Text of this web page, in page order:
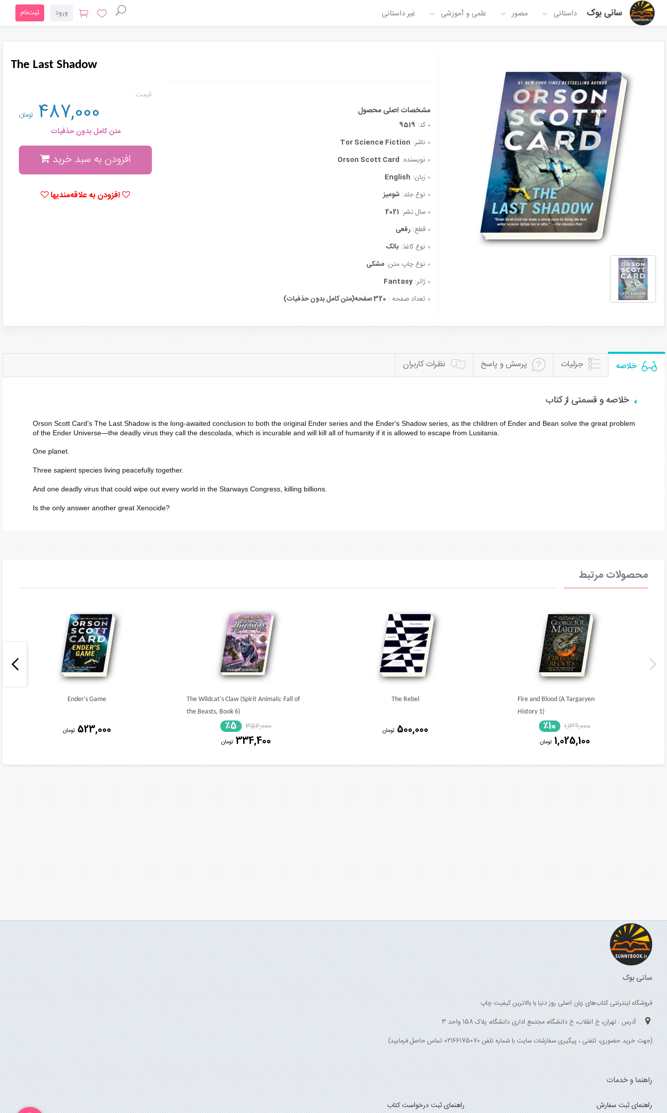
سانی بوک داستانی مصور علمی و آموزشی غیر داستانی ورود ثبت‌نام
The Last Shadow
کد: 9519
ناشر: Tor Science Fiction
نویسنده: Orson Scott Card
زبان: English
نوع جلد: شومیز
سال نشر: 2021
قطع: رقعی
نوع کاغذ: بالک
نوع چاپ متن: مشکی
ژانر: Fantasy
تعداد صفحه : 320 صفحه(متن کامل بدون حذفیات)
قیمت :
487,000 تومان
متن کامل بدون حذفیات
افزودن به سبد خرید
افزودن به علاقه‌مندیها
خلاصه جزئیات پرسش و پاسخ نظرات کاربران
خلاصه و قسمتی از کتاب
Orson Scott Card's The Last Shadow is the long-awaited conclusion to both the original Ender series and the Ender's Shadow series, as the children of Ender and Bean solve the great problem
of the Ender Universe―the deadly virus they call the descolada, which is incurable and will kill all of humanity if it is allowed to escape from Lusitania.
One planet.
Three sapient species living peacefully together.
And one deadly virus that could wipe out every world in the Starways Congress, killing billions.
Is the only answer another great Xenocide?
محصولات مرتبط
Fire and Blood (A Targaryen
History 1)
1,139,000
٪10
1,025,100 تومان
The Rebel
500,000 تومان
The Wildcat's Claw (Spirit Animals: Fall of
the Beasts, Book 6)
352,000
٪5
334,400 تومان
Ender's Game
523,000 تومان
سانی بوک
فروشگاه اینترنتی کتاب‌های زبان اصلی روز دنیا با بالاترین کیفیت چاپ
آدرس : تهران، خ انقلاب، خ دانشگاه، مجتمع اداری دانشگاه، پلاک 158 واحد 3
(جهت خرید حضوری، تلفنی ، پیگیری سفارشات سایت با شماره تلفن 02166175070 تماس حاصل فرمایید)
راهنما و خدمات
راهنمای ثبت سفارش راهنمای ثبت درخواست کتاب